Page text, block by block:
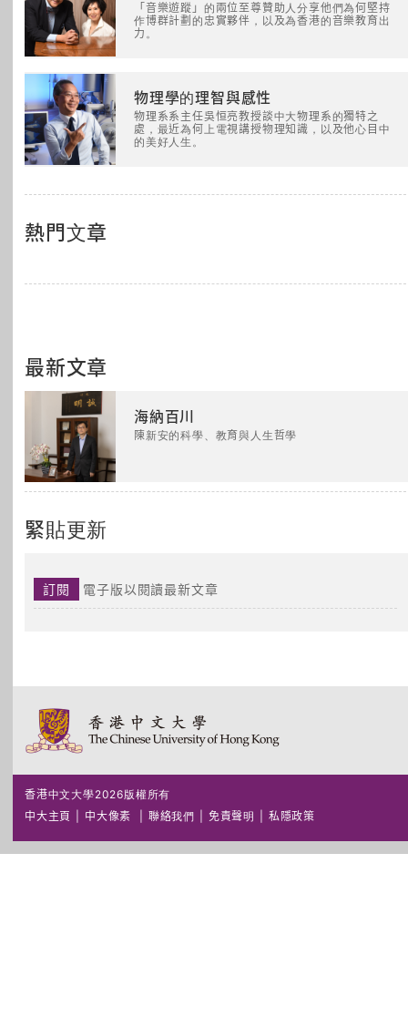
「音樂遊蹤」的兩位至尊贊助人分享他們為何堅持
作博群計劃的忠實夥伴，以及為香港的音樂教育出
力。
物理學的理智與感性
物理系系主任吳恒亮教授談中大物理系的獨特之
處，最近為何上電視講授物理知識，以及他心目中
的美好人生。
熱門文章
最新文章
海納百川
陳新安的科學、教育與人生哲學
緊貼更新
訂閱 電子版以閱讀最新文章
香港中文大學2026版權所有
中大主頁
中大像素 聯絡我們 免責聲明 私隱政策